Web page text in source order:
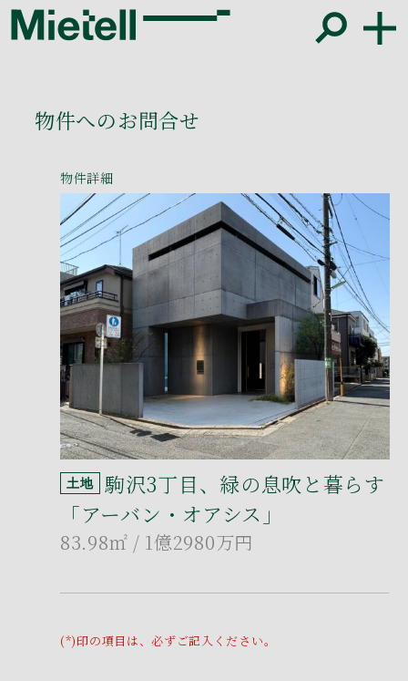
物件へのお問合せ
物件詳細
土地
駒沢3丁目、緑の息吹と暮らす
「アーバン・オアシス」
83.98㎡ / 1億2980万円
(*)印の項目は、必ずご記入ください。